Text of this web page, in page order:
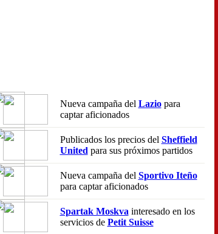
Nueva campaña del Laziopara
captar aficionados
Publicados los precios del Sheffield
United para sus próximos partidos
Nueva campaña del Sportivo Iteño
para captar aficionados
Spartak Moskva interesado en los
servicios de Petit Suisse